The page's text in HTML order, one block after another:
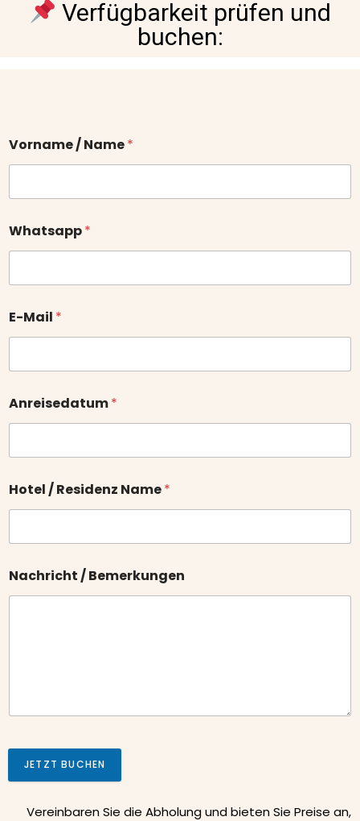
Verfügbarkeit prüfen und
buchen:
Vorname / Name*
Whatsapp*
E-Mail *
Anreisedatum*
Hotel / Residenz Name*
Nachricht / Bemerkungen
JETZT BUCHEN
Vereinbaren Sie die Abholung und bieten Sie Preise an,